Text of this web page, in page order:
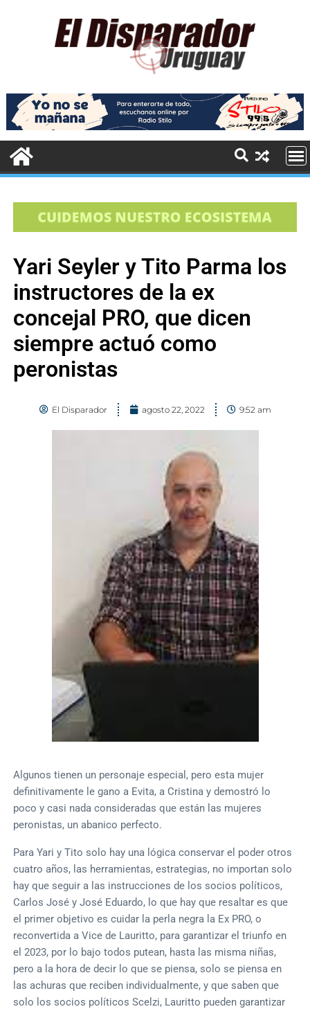
Yari Seyler y Tito Parma los
instructores de la ex
concejal PRO, que dicen
siempre actuó como
peronistas
El Disparador agosto 22, 2022 9:52 am
Algunos tienen un personaje especial, pero esta mujer
definitivamente le gano a Evita, a Cristina y demostró lo
poco y casi nada consideradas que están las mujeres
peronistas, un abanico perfecto.
Para Yari y Tito solo hay una lógica conservar el poder otros
cuatro años, las herramientas, estrategias, no importan solo
hay que seguir a las instrucciones de los socios políticos,
Carlos José y José Eduardo, lo que hay que resaltar es que
el primer objetivo es cuidar la perla negra la Ex PRO, o
reconvertida a Vice de Lauritto, para garantizar el triunfo en
el 2023, por lo bajo todos putean, hasta las misma niñas,
pero a la hora de decir lo que se piensa, solo se piensa en
las achuras que reciben individualmente, y que saben que
solo los socios políticos Scelzi, Lauritto pueden garantizar